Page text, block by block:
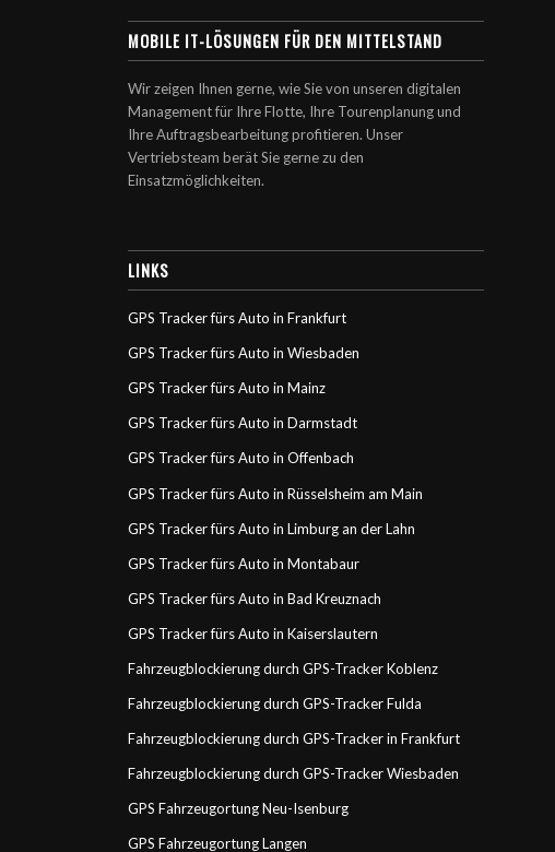
MOBILE IT-LÖSUNGEN FÜR DEN MITTELSTAND
Wir zeigen Ihnen gerne, wie Sie von unseren digitalen
Management für Ihre Flotte, Ihre Tourenplanung und
Ihre Auftragsbearbeitung profitieren. Unser
Vertriebsteam berät Sie gerne zu den
Einsatzmöglichkeiten.
LINKS
GPS Tracker fürs Auto in Frankfurt
GPS Tracker fürs Auto in Wiesbaden
GPS Tracker fürs Auto in Mainz
GPS Tracker fürs Auto in Darmstadt
GPS Tracker fürs Auto in Offenbach
GPS Tracker fürs Auto in Rüsselsheim am Main
GPS Tracker fürs Auto in Limburg an der Lahn
GPS Tracker fürs Auto in Montabaur
GPS Tracker fürs Auto in Bad Kreuznach
GPS Tracker fürs Auto in Kaiserslautern
Fahrzeugblockierung durch GPS-Tracker Koblenz
Fahrzeugblockierung durch GPS-Tracker Fulda
Fahrzeugblockierung durch GPS-Tracker in Frankfurt
Fahrzeugblockierung durch GPS-Tracker Wiesbaden
GPS Fahrzeugortung Neu-Isenburg
GPS Fahrzeugortung Langen